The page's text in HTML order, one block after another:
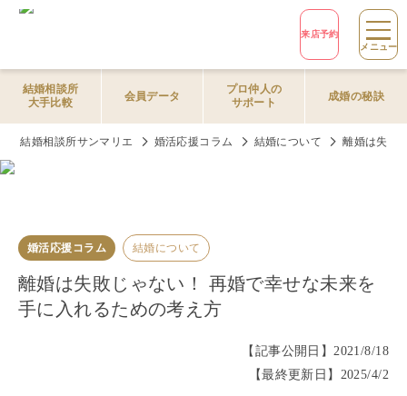
来店予約
メニュー
結婚相談所
大手比較
会員データ
プロ仲人の
サポート
成婚の秘訣
結婚相談所サンマリエ 婚活応援コラム 結婚について 離婚は失敗
婚活応援コラム 結婚について
離婚は失敗じゃない！ 再婚で幸せな未来を
手に入れるための考え方
【記事公開日】2021/8/18
【最終更新日】 2025/4/2